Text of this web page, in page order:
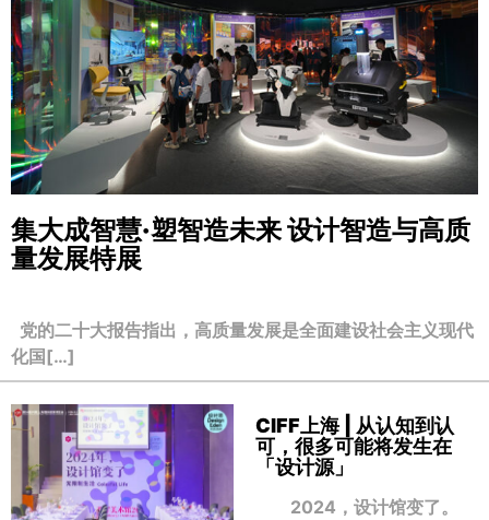
集大成智慧·塑智造未来设计智造与高质
量发展特展
党的二十大报告指出，高质量发展是全面建设社会主义现代
化国[…]
CIFF上海 | 从认知到认
可，很多可能将发生在
「设计源」
2024，设计馆变了。